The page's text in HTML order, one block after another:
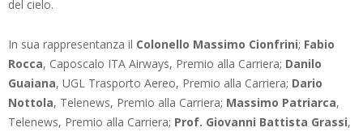
del cielo.
In sua rappresentanza il Colonello Massimo Cionfrini; Fabio
Rocca, Caposcalo ITA Airways, Premio alla Carriera; Danilo
Guaiana, UGL Trasporto Aereo, Premio alla Carriera; Dario
Nottola, Telenews, Premio alla Carriera; Massimo Patriarca,
Telenews, Premio alla Carriera; Prof. Giovanni Battista Grassi,